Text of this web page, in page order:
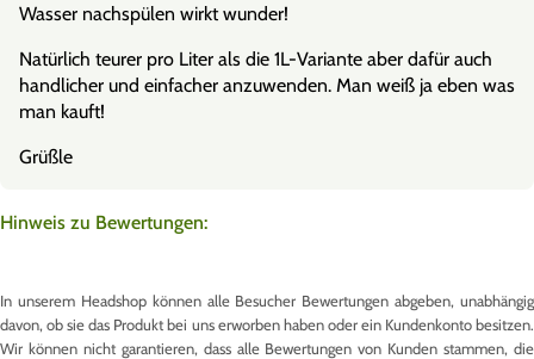
Wasser nachspülen wirkt wunder!
Natürlich teurer pro Liter als die 1L-Variante aber dafür auch
handlicher und einfacher anzuwenden. Man weiß ja eben was
man kauft!
Grüßle
Hinweis zu Bewertungen:
In unserem Headshop können alle Besucher Bewertungen abgeben, unabhängig
davon, ob sie das Produkt bei uns erworben haben oder ein Kundenkonto besitzen.
Wir können nicht garantieren, dass alle Bewertungen von Kunden stammen, die